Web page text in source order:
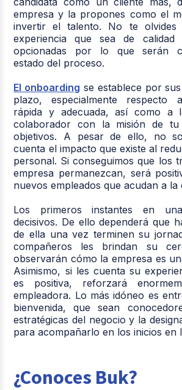
empresa y la propones como el
invertir el talento. No te
experiencia que sea de
opcionadas por lo que serán
estado del proceso.
El onboarding se establece por
plazo, especialmente respecto
rápida y adecuada, así como a
colaborador con la misión de
objetivos. A pesar de ello, no
cuenta el impacto que existe al
personal. Si conseguimos que los
empresa permanezcan, será
nuevos empleados que acudan a la
Los primeros instantes en
decisivos. De ello dependerá que
de ella una vez terminen su
compañeros les brindan su
observarán cómo la empresa es
Asimismo, si les cuenta su
es positiva, reforzará
empleadora. Lo más idóneo es
bienvenida, que sean
estratégicas del negocio y la
para acompañarlo en los inicios en
¿Conoces Buk?